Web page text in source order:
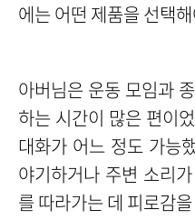
에는 어떤 제품을 선택
아버님은 운동 모임과
하는 시간이 많은 편이
대화가 어느 정도 가능
야기하거나 주변 소리
를 따라가는 데 피로감